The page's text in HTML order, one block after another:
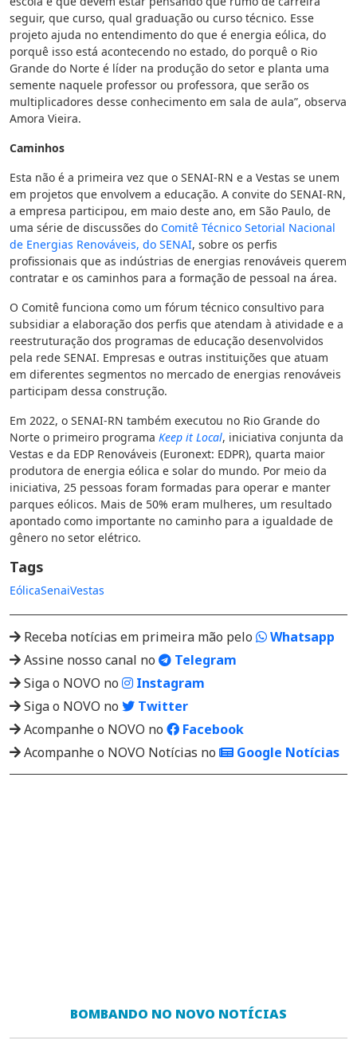
seguir, que curso, qual graduação ou curso técnico. Esse
projeto ajuda no entendimento do que é energia eólica, do
porquê isso está acontecendo no estado, do porquê o Rio
Grande do Norte é líder na produção do setor e planta uma
semente naquele professor ou professora, que serão os
multiplicadores desse conhecimento em sala de aula”, observa
Amora Vieira.
Caminhos
Esta não é a primeira vez que o SENAI-RN e a Vestas se unem
em projetos que envolvem a educação. A convite do SENAI-RN,
a empresa participou, em maio deste ano, em São Paulo, de
uma série de discussões do Comitê Técnico Setorial Nacional
de Energias Renováveis, do SENAI, sobre os perfis
profissionais que as indústrias de energias renováveis querem
contratar e os caminhos para a formação de pessoal na área.
O Comitê funciona como um fórum técnico consultivo para
subsidiar a elaboração dos perfis que atendam à atividade e a
reestruturação dos programas de educação desenvolvidos
pela rede SENAI. Empresas e outras instituições que atuam
em diferentes segmentos no mercado de energias renováveis
participam dessa construção.
Em 2022, o SENAI-RN também executou no Rio Grande do
Norte o primeiro programa Keep it Local, iniciativa conjunta da
Vestas e da EDP Renováveis (Euronext: EDPR), quarta maior
produtora de energia eólica e solar do mundo. Por meio da
iniciativa, 25 pessoas foram formadas para operar e manter
parques eólicos. Mais de 50% eram mulheres, um resultado
apontado como importante no caminho para a igualdade de
gênero no setor elétrico.
Tags
EólicaSenaiVestas
Receba notícias em primeira mão pelo
Whatsapp
Assine nosso canal no
Telegram
Siga o NOVO no
Instagram
Siga o NOVO no
Twitter
Acompanhe o NOVO no
Facebook
Acompanhe o NOVO Notícias no
Google Notícias
BOMBANDO NO NOVO NOTÍCIAS